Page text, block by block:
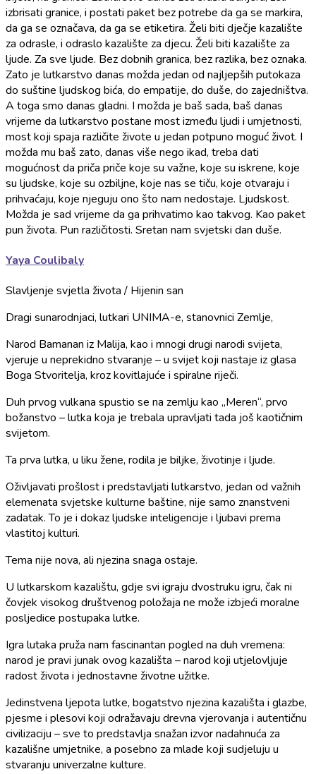
izbrisati granice, i postati paket bez potrebe da ga se markira,
da ga se označava, da ga se etiketira. Želi biti dječje kazalište
za odrasle, i odraslo kazalište za djecu. Želi biti kazalište za
ljude. Za sve ljude. Bez dobnih granica, bez razlika, bez oznaka.
Zato je lutkarstvo danas možda jedan od najljepših putokaza
do suštine ljudskog bića, do empatije, do duše, do zajedništva.
A toga smo danas gladni. I možda je baš sada, baš danas
vrijeme da lutkarstvo postane most između ljudi i umjetnosti,
most koji spaja različite živote u jedan potpuno moguć život. I
možda mu baš zato, danas više nego ikad, treba dati
mogućnost da priča priče koje su važne, koje su iskrene, koje
su ljudske, koje su ozbiljne, koje nas se tiču, koje otvaraju i
prihvaćaju, koje njeguju ono što nam nedostaje. Ljudskost.
Možda je sad vrijeme da ga prihvatimo kao takvog. Kao paket
pun života. Pun različitosti. Sretan nam svjetski dan duše.
Yaya Coulibaly
Slavljenje svjetla života / Hijenin san
Dragi sunarodnjaci, lutkari UNIMA-e, stanovnici Zemlje,
Narod Bamanan iz Malija, kao i mnogi drugi narodi svijeta,
vjeruje u neprekidno stvaranje – u svijet koji nastaje iz glasa
Boga Stvoritelja, kroz kovitlajuće i spiralne riječi.
Duh prvog vulkana spustio se na zemlju kao „Meren“, prvo
božanstvo – lutka koja je trebala upravljati tada još kaotičnim
svijetom.
Ta prva lutka, u liku žene, rodila je biljke, životinje i ljude.
Oživljavati prošlost i predstavljati lutkarstvo, jedan od važnih
elemenata svjetske kulturne baštine, nije samo znanstveni
zadatak. To je i dokaz ljudske inteligencije i ljubavi prema
vlastitoj kulturi.
Tema nije nova, ali njezina snaga ostaje.
U lutkarskom kazalištu, gdje svi igraju dvostruku igru, čak ni
čovjek visokog društvenog položaja ne može izbjeći moralne
posljedice postupaka lutke.
Igra lutaka pruža nam fascinantan pogled na duh vremena:
narod je pravi junak ovog kazališta – narod koji utjelovljuje
radost života i jednostavne životne užitke.
Jedinstvena ljepota lutke, bogatstvo njezina kazališta i glazbe,
pjesme i plesovi koji odražavaju drevna vjerovanja i autentičnu
civilizaciju – sve to predstavlja snažan izvor nadahnuća za
kazališne umjetnike, a posebno za mlade koji sudjeluju u
stvaranju univerzalne kulture.